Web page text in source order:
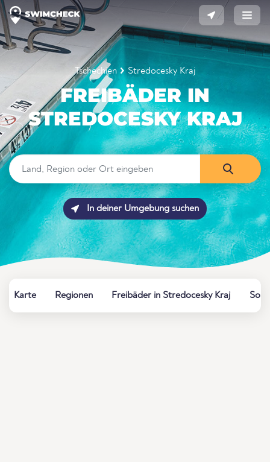
Tschechien Stredocesky Kraj
FREIBÄDER IN
STREDOCESKY KRAJ
In deiner Umgebung suchen
Karte Regionen Freibäder in Stredocesky Kraj